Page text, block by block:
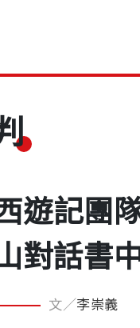
遊記團
對話書
文／李崇義